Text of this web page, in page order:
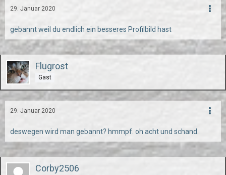
29. Januar 2020
gebannt weil du endlich ein besseres Profilbild hast
Flugrost
Gast
29. Januar 2020
deswegen wird man gebannt? hmmpf. oh acht und schand.
Corby2506